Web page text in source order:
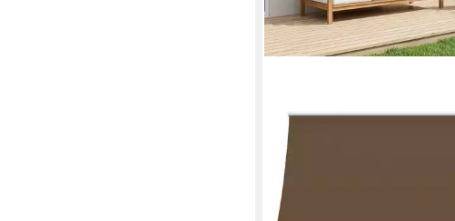
cm (1-St)
49,99 €
lieferbar - in 4-5 Werktagen bei dir